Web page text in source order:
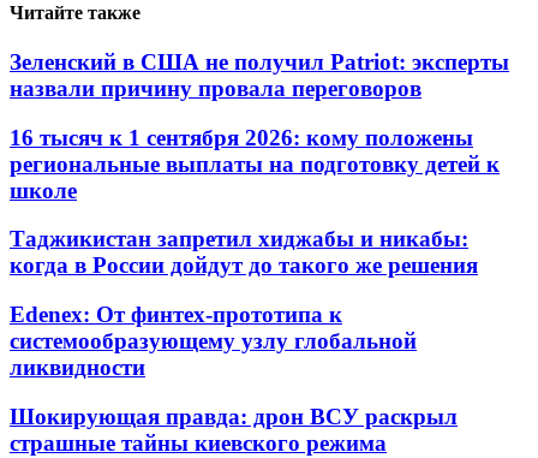
Читайте также
Зеленский в США не получил Patriot: эксперты
назвали причину провала переговоров
16 тысяч к 1 сентября 2026: кому положены
региональные выплаты на подготовку детей к
школе
Таджикистан запретил хиджабы и никабы:
когда в России дойдут до такого же решения
Edenex: От финтех-прототипа к
системообразующему узлу глобальной
ликвидности
Шокирующая правда: дрон ВСУ раскрыл
страшные тайны киевского режима